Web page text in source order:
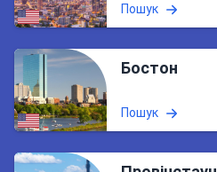
Пошук
Бостон
Пошук